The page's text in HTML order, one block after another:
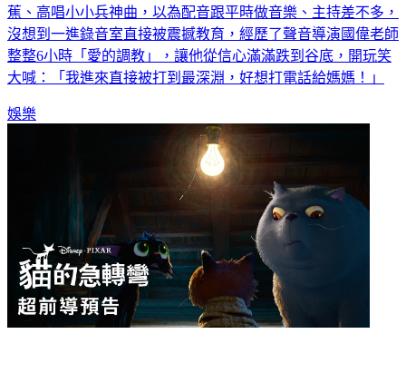
蕉、高唱小小兵神曲，以為配音跟平時做音樂、主持差不多，
沒想到一進錄音室直接被震撼教育，經歷了聲音導演國偉老師
整整6小時「愛的調教」，讓他從信心滿滿跌到谷底，開玩笑
大喊：「我進來直接被打到最深淵，好想打電話給媽媽！」
娛樂